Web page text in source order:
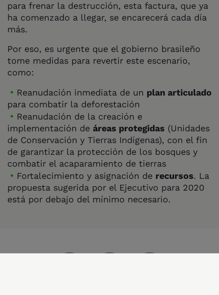
para frenar la destrucción, esta factura, que ya
ha comenzado a llegar, se encarecerá cada día
más.
Por eso, es urgente que el gobierno brasileño
tome medidas para revertir este escenario,
como:
Reanudación inmediata de un plan articulado
para combatir la deforestación
Reanudación de la creación e
implementación de áreas protegidas (Unidades
de Conservación y Tierras Indígenas), con el fin
de garantizar la protección de los bosques y
combatir el acaparamiento de tierras
Fortalecimiento y asignación de recursos. La
propuesta sugerida por el Ejecutivo para 2020
está por debajo del mínimo necesario.